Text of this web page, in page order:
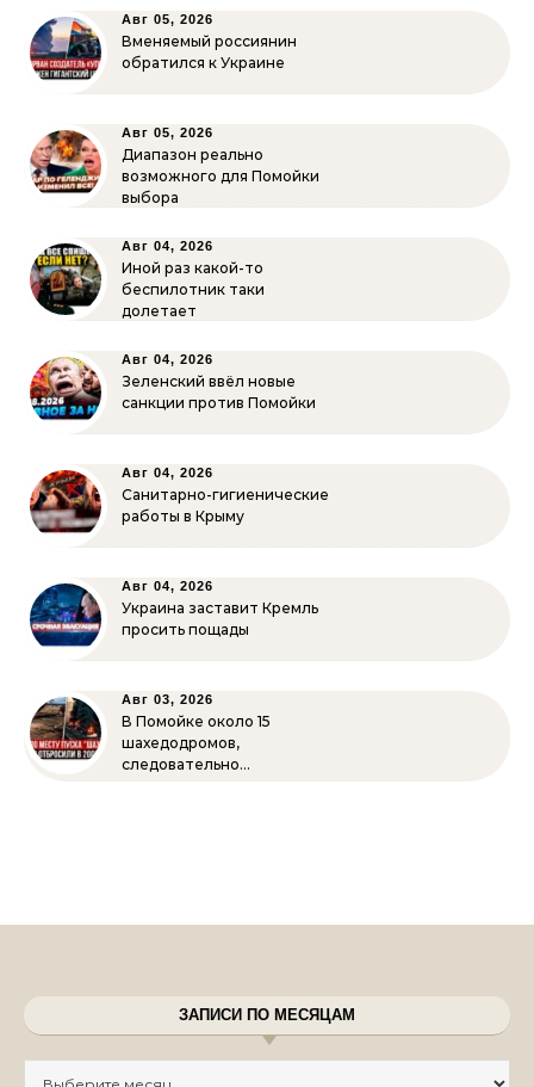
Авг 05, 2026
Вменяемый россиянин
обратился к Украине
Авг 05, 2026
Диапазон реально
возможного для Помойки
выбора
Авг 04, 2026
Иной раз какой-то
беспилотник таки
долетает
Авг 04, 2026
Зеленский ввёл новые
санкции против Помойки
Авг 04, 2026
Санитарно-гигиенические
работы в Крыму
Авг 04, 2026
Украина заставит Кремль
просить пощады
Авг 03, 2026
В Помойке около 15
шахедодромов,
следовательно…
ЗАПИСИ ПО МЕСЯЦАМ